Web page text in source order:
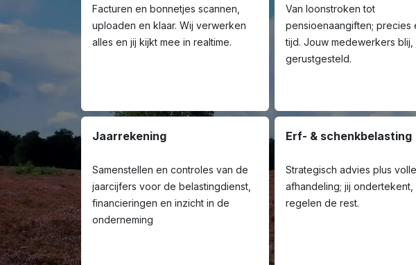
Facturen en bonnetjes scannen,
uploaden en klaar. Wij verwerken
alles en jij kijkt mee in realtime.
Jaarrekening
Samenstellen en controles van de
jaarcijfers voor de belastingdienst,
financieringen en inzicht in de
onderneming
Erf- & schenkbelasting
Strategisch advies plus
afhandeling; jij ondertekent,
regelen de rest.
Van loon­stroken tot
pensioenaangiften; precies
tijd. Jouw medewerkers blij,
gerustgesteld.